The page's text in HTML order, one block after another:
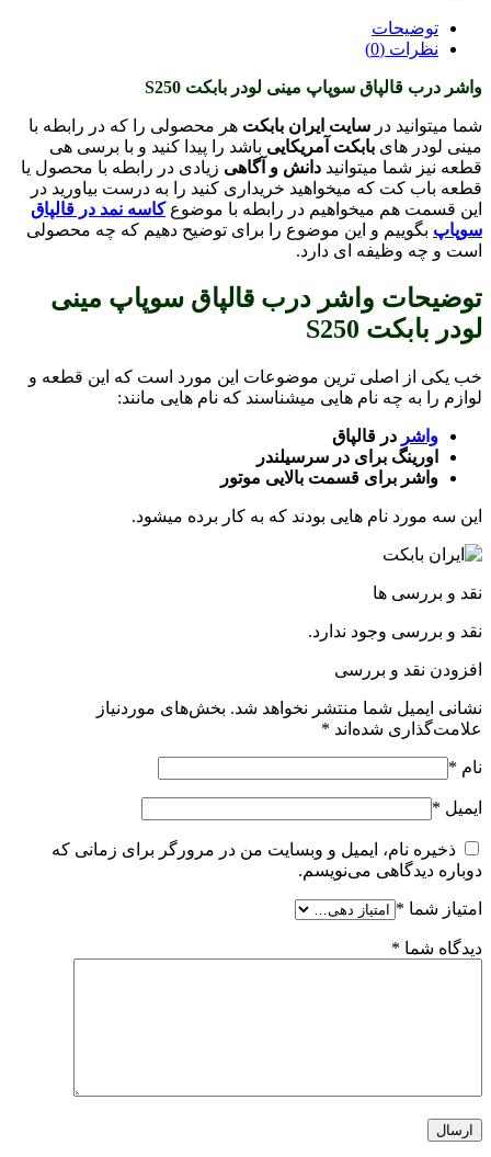
توضیحات
نظرات (0)
واشر درب قالپاق سوپاپ مینی لودر بابکت S250
شما میتوانید در سایت ایران بابکت هر محصولی را که در رابطه با
مینی لودر های بابکت آمریکایی باشد را پیدا کنید و با برسی هی
قطعه نیز شما میتوانید دانش و آگاهی زیادی در رابطه با محصول یا
قطعه باب کت که میخواهید خریداری کنید را به درست بیاورید در
این قسمت هم میخواهیم در رابطه با موضوعکاسه نمد در قالپاق
سوپاپ بگوییم و این موضوع را برای توضیح دهیم که چه محصولی
است و چه وظیفه ای دارد.
توضیحات واشر درب قالپاق سوپاپ مینی
لودر بابکت S250
خب یکی از اصلی ترین موضوعات این مورد است که این قطعه و
لوازم را به چه نام هایی میشناسند که نام هایی مانند:
واشر در قالپاق
اورینگ برای در سرسیلندر
واشر برای قسمت بالایی موتور
این سه مورد نام هایی بودند که به کار برده میشود.
نقد و بررسی ها
نقد و بررسی وجود ندارد.
افزودن نقد و بررسی
نشانی ایمیل شما منتشر نخواهد شد. بخش‌های موردنیاز
علامت‌گذاری شده‌اند *
نام *
ایمیل *
ذخیره نام، ایمیل و وبسایت من در مرورگر برای زمانی که
دوباره دیدگاهی می‌نویسم.
امتیاز شما *
دیدگاه شما *